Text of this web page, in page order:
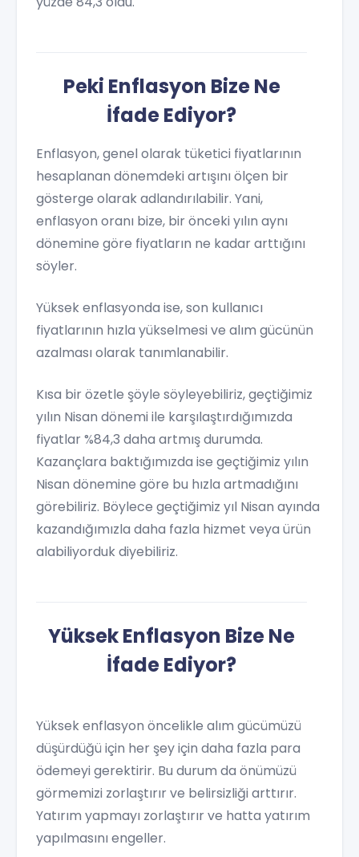
Peki Enflasyon Bize Ne
İfade Ediyor?
Enflasyon, genel olarak tüketici fiyatlarının
hesaplanan dönemdeki artışını ölçen bir
gösterge olarak adlandırılabilir. Yani,
enflasyon oranı bize, bir önceki yılın aynı
dönemine göre fiyatların ne kadar arttığını
söyler.
Yüksek enflasyonda ise, son kullanıcı
fiyatlarının hızla yükselmesi ve alım gücünün
azalması olarak tanımlanabilir.
Kısa bir özetle şöyle söyleyebiliriz, geçtiğimiz
yılın Nisan dönemi ile karşılaştırdığımızda
fiyatlar %84,3 daha artmış durumda.
Kazançlara baktığımızda ise geçtiğimiz yılın
Nisan dönemine göre bu hızla artmadığını
görebiliriz. Böylece geçtiğimiz yıl Nisan ayında
kazandığımızla daha fazla hizmet veya ürün
alabiliyorduk diyebiliriz.
Yüksek Enflasyon Bize Ne
İfade Ediyor?
Yüksek enflasyon öncelikle alım gücümüzü
düşürdüğü için her şey için daha fazla para
ödemeyi gerektirir. Bu durum da önümüzü
görmemizi zorlaştırır ve belirsizliği arttırır.
Yatırım yapmayı zorlaştırır ve hatta yatırım
yapılmasını engeller.